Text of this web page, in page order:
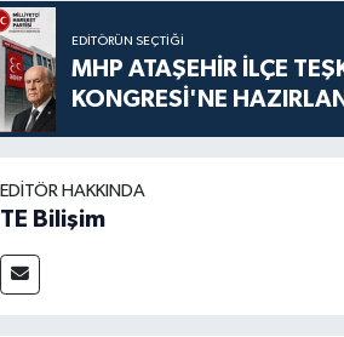
EDITÖRÜN SEÇTIĞI
MHP ATAŞEHİR İLÇE
KONGRESİ'NE
EDITÖR HAKKINDA
TE Bilişim